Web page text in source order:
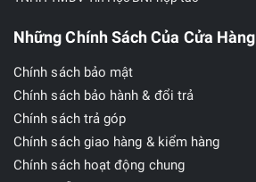
Những Chính Sách Của Cửa Hàng
Chính sách bảo mật
Chính sách bảo hành & đổi trả
Chính sách trả góp
Chính sách giao hàng & kiểm hàng
Chính sách hoạt động chung